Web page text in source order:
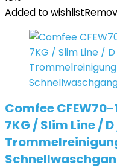
Added to wishlist
Comfee
7KG / Slim Line /